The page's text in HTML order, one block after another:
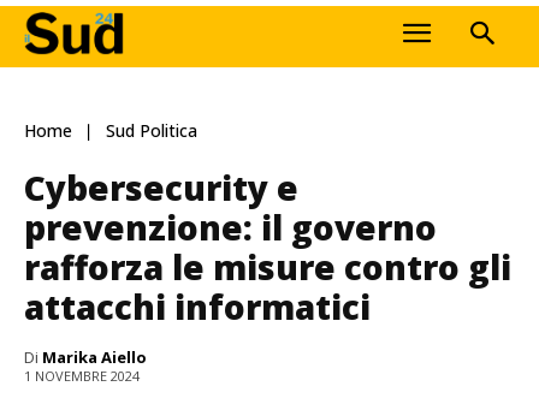
Home Sud Politica
Cybersecurity e
prevenzione: il governo
rafforza le misure contro gli
attacchi informatici
Di Marika Aiello
1 NOVEMBRE 2024